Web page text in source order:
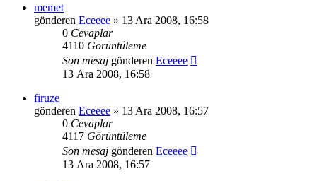
memet
gönderen Eceeee » 13 Ara 2008, 16:58
0 Cevaplar
4110 Görüntüleme
Son mesaj gönderen Eceeee
13 Ara 2008, 16:58
firuze
gönderen Eceeee » 13 Ara 2008, 16:57
0 Cevaplar
4117 Görüntüleme
Son mesaj gönderen Eceeee
13 Ara 2008, 16:57